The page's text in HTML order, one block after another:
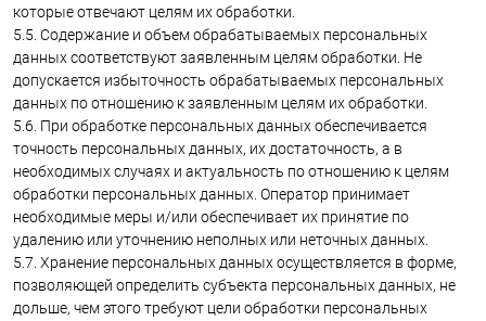
которые отвечают целям их обработки.
5.5. Содержание и объем обрабатываемых персональных
данных соответствуют заявленным целям обработки. Не
допускается избыточность обрабатываемых персональных
данных по отношению к заявленным целям их обработки.
5.6. При обработке персональных данных обеспечивается
точность персональных данных, их достаточность, а в
необходимых случаях и актуальность по отношению к целям
обработки персональных данных. Оператор принимает
необходимые меры и/или обеспечивает их принятие по
удалению или уточнению неполных или неточных данных.
5.7. Хранение персональных данных осуществляется в форме,
позволяющей определить субъекта персональных данных, не
дольше, чем этого требуют цели обработки персональных